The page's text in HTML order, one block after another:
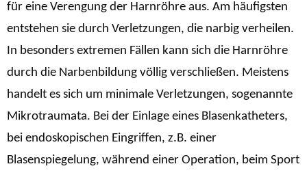
für eine Verengung der Harnröhre aus. Am häufigsten
entstehen sie durch Verletzungen, die narbig verheilen.
In besonders extremen Fällen kann sich die Harnröhre
durch die Narbenbildung völlig verschließen. Meistens
handelt es sich um minimale Verletzungen, sogenannte
Mikrotraumata. Bei der Einlage eines Blasenkatheters,
bei endoskopischen Eingriffen, z.B. einer
Blasenspiegelung, während einer Operation, beim Sport